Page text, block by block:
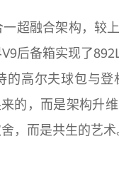
超融合架构，较
后备箱实现了
的高尔夫球包与
的，而是架构升
，而是共生的艺术